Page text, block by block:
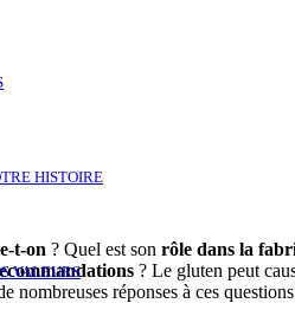
HISTOIRE
VALEURS
t-on ? Quel est son rôle dans la
? Le gluten peut
nombreuses réponses à ces